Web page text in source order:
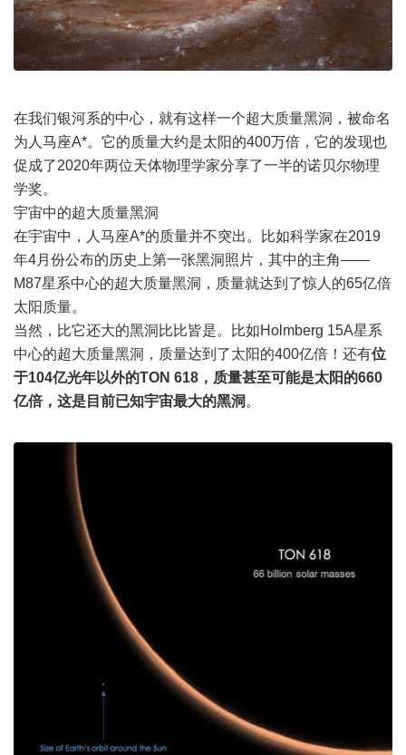
在我们银河系的中心，就有这样一个超大质量黑洞，被命名
为人马座A*。它的质量大约是太阳的400万倍，它的发现也
促成了2020年两位天体物理学家分享了一半的诺贝尔物理
学奖。
宇宙中的超大质量黑洞
在宇宙中，人马座A*的质量并不突出。比如科学家在2019
年4月份公布的历史上第一张黑洞照片，其中的主角——
M87星系中心的超大质量黑洞，质量就达到了惊人的65亿倍
太阳质量。
当然，比它还大的黑洞比比皆是。比如Holmberg 15A星系
中心的超大质量黑洞，质量达到了太阳的400亿倍！还有位
于104亿光年以外的TON 618，质量甚至可能是太阳的660
亿倍，这是目前已知宇宙最大的黑洞 。